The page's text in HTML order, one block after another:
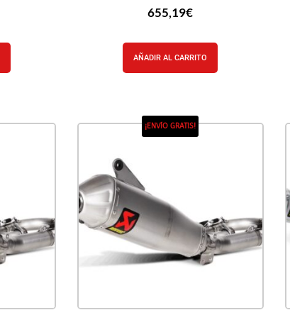
655,19€
AÑADIR AL CARRITO
¡ENVÍO GRATIS!